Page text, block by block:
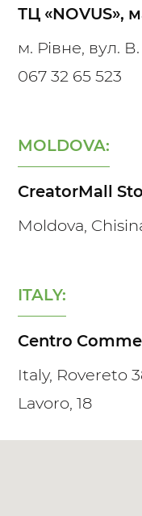
ТЦ «NOVUS»,
м. Рівне, вул.
067 32 65 523
MOLDOVA:
CreatorMall
Moldova,
ITALY:
Centro
Italy, Rovereto
Lavoro, 18